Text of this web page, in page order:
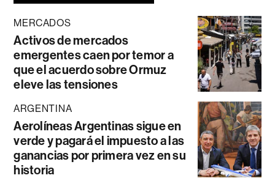
MERCADOS
Activos de mercados
emergentes caen por temor a
que el acuerdo sobre Ormuz
eleve las tensiones
ARGENTINA
Aerolíneas Argentinas sigue en
verde y pagará el impuesto a las
ganancias por primera vez en su
historia